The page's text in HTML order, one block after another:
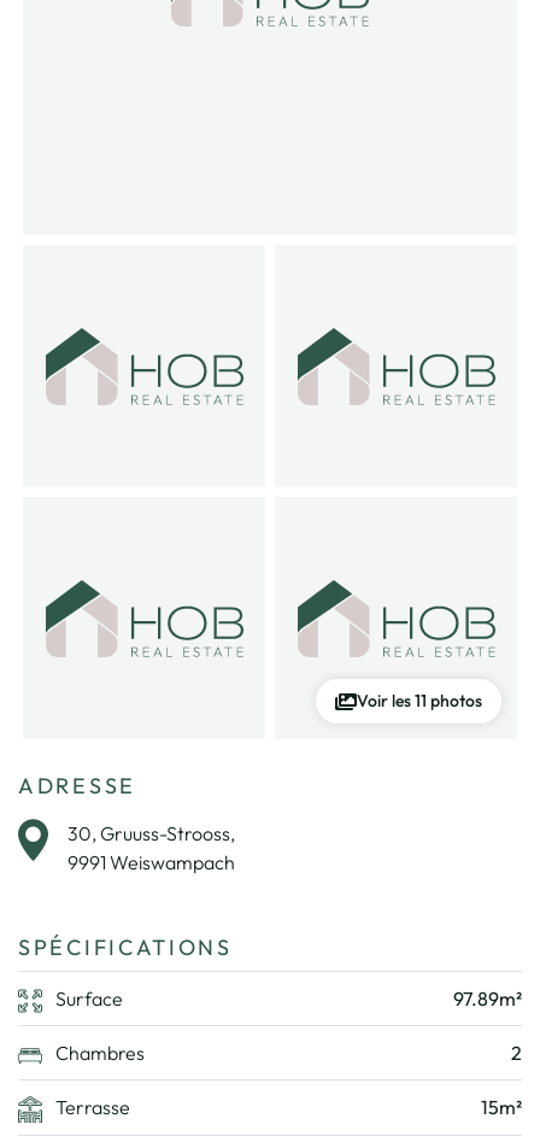
Voir les 11 photos
ADRESSE
30, Gruuss-Strooss,
9991 Weiswampach
SPÉCIFICATIONS
Surface 97.89m²
Chambres 2
Terrasse 15m²